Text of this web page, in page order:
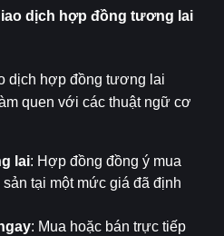
dịch hợp đồng tương lai
dịch hợp đồng tương lai
quen với các thuật ngữ cơ
lai: Hợp đồng đồng ý mua
sản tại một mức giá đã định
: Mua hoặc bán trực tiếp